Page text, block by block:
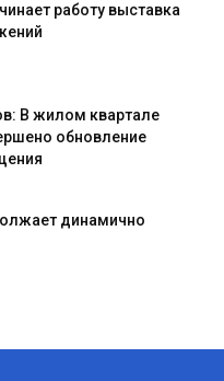
работу выставка
В жилом квартале
обновление
динамично